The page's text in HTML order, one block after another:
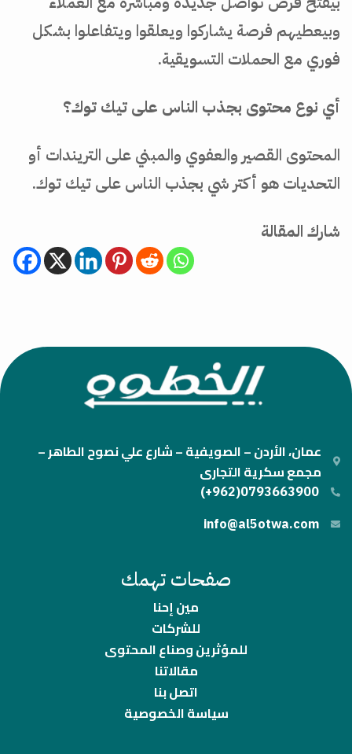
وبيعطيهم فرصة يشاركوا ويعلقوا ويتفاعلوا بشكل
فوري مع الحملات التسويقية.
أي نوع محتوى بجذب الناس على تيك توك؟
المحتوى القصير والعفوي والمبني على التريندات أو
التحديات هو أكتر شي بجذب الناس على تيك توك.
شارك المقالة
عمان، الأردن – الصويفية – شارع علي نصوح الطاهر –
مجمع سكرية التجارى
0793663900(962+)
info@al5otwa.com
صفحات تهمك
مين إحنا
للشركات
للمؤثرين وصناع المحتوى
مقالاتنا
اتصل بنا
سياسة الخصوصية